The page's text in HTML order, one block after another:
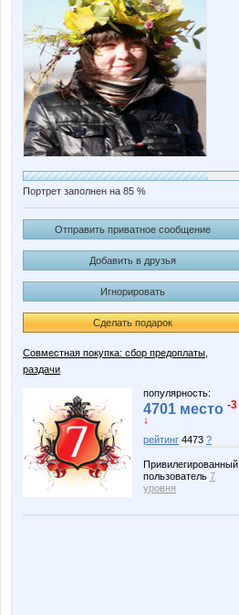
Портрет заполнен на 85 %
Отправить приватное сообщение
Добавить в друзья
Игнорировать
Сделать подарок
Совместная покупка: сбор предоплаты,
раздачи
популярность:
4701 место -3
↓
рейтинг 4473 ?
Привилегированный
пользователь 7
уровня